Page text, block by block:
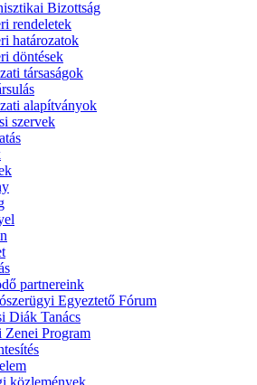
Bizottság
rendeletek
határozatok
döntések
társaságok
alapítványok
szervek
partnereink
Egyeztető Fórum
Diák Tanács
Program
közlemények